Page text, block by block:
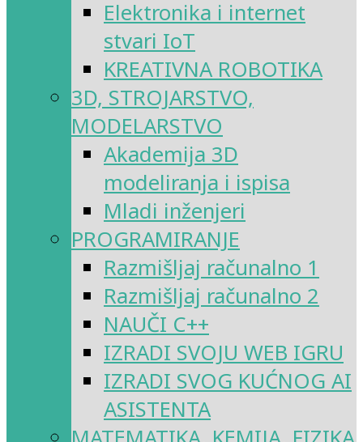
Elektronika i internet
stvari IoT
KREATIVNA ROBOTIKA
3D, STROJARSTVO,
MODELARSTVO
Akademija 3D
modeliranja i ispisa
Mladi inženjeri
PROGRAMIRANJE
Razmišljaj računalno 1
Razmišljaj računalno 2
NAUČI C++
IZRADI SVOJU WEB IGRU
IZRADI SVOG KUĆNOG AI
ASISTENTA